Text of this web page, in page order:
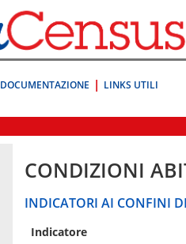
DOCUMENTAZIONE LINKS UTILI
CONDIZIONI
INDICATORI AI CONFINI
Indicatore